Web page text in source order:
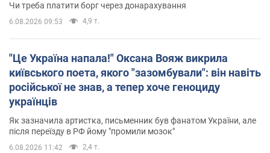
Чи треба платити борг через донарахування
6.08.2026 09:53 4,9 т.
"Це Україна напала!" Оксана Вояж викрила
київського поета, якого "зазомбували": він навіть
російської не знав, а тепер хоче геноциду
українців
Як зазначила артистка, письменник був фанатом України, але
після переїзду в РФ йому "промили мозок"
6.08.2026 11:42 2,4 т.